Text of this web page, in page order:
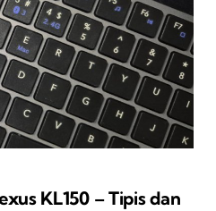
KL150 – Tipis dan